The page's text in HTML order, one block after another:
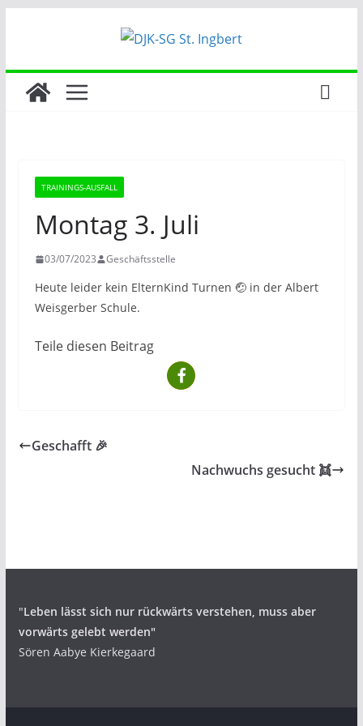
TRAININGS-AUSFALL
Montag 3. Juli
03/07/2023 Geschäftsstelle
Heute leider kein ElternKind Turnen 🤕 in der Albert
Weisgerber Schule.
Teile diesen Beitrag
Geschafft 🎉
Nachwuchs gesucht 👯
"Leben lässt sich nur rückwärts verstehen, muss aber
vorwärts gelebt werden"
Sören Aabye Kierkegaard